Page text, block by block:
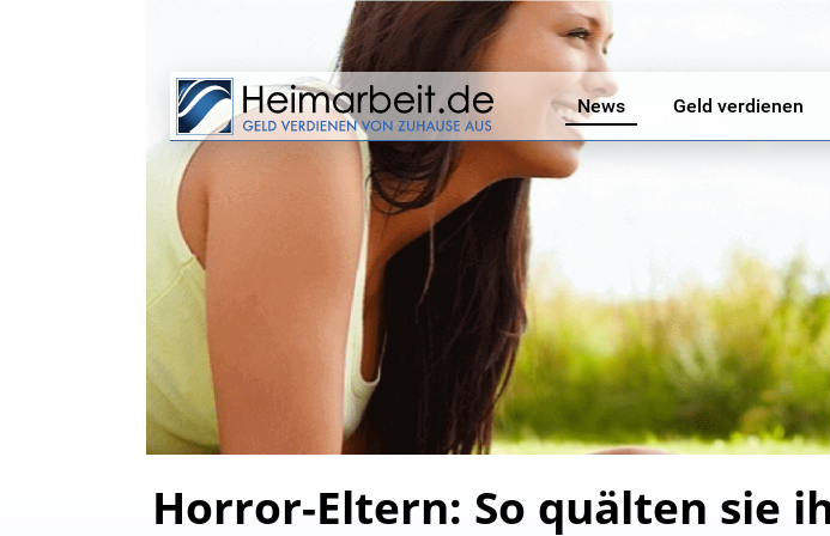
News Geld verdienen
Horror-Eltern: So quälten sie